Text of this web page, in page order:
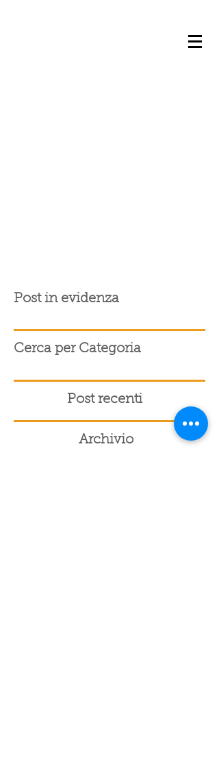
Post in evidenza
Cerca per Categoria
Post recenti
Archivio